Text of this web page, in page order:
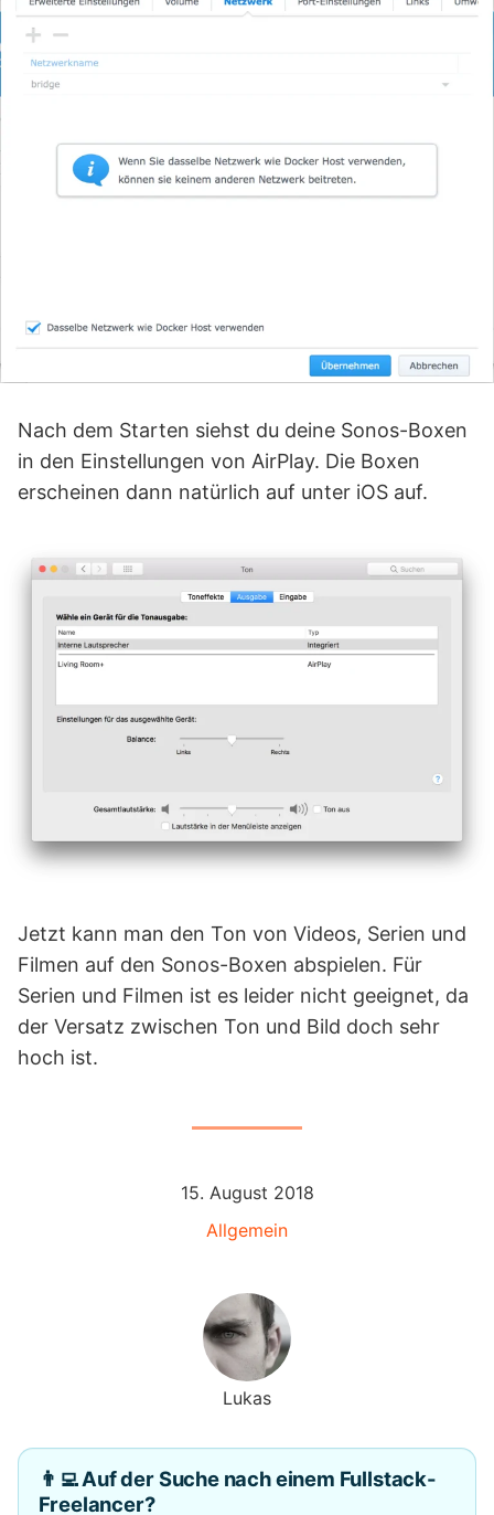
Nach dem Starten siehst du deine Sonos-Boxen
in den Einstellungen von AirPlay. Die Boxen
erscheinen dann natürlich auf unter iOS auf.
Jetzt kann man den Ton von Videos, Serien und
Filmen auf den Sonos-Boxen abspielen. Für
Serien und Filmen ist es leider nicht geeignet, da
der Versatz zwischen Ton und Bild doch sehr
hoch ist.
15. August 2018
Allgemein
Lukas
👨‍💻 Auf der Suche nach einem Fullstack-
Freelancer?